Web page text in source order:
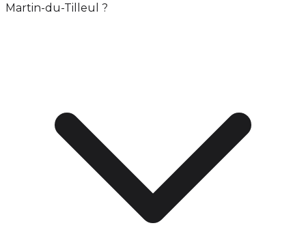
Martin-du-Tilleul ?